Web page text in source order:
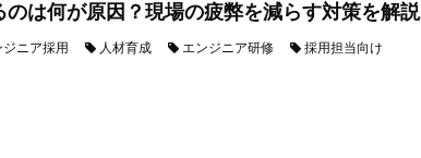
のは何が原因？現場の疲弊を減らす対策を解説
ジニア採用 人材育成 エンジニア研修 採用担当向け